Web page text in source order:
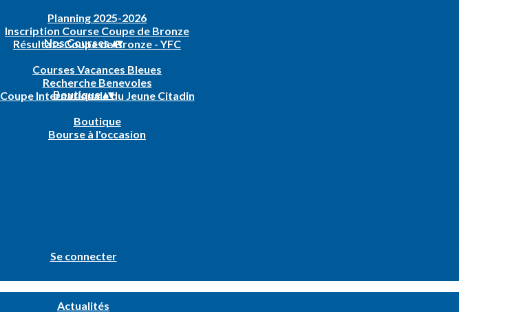
Planning 2025-2026
Inscription Course Coupe de Bronze
Résultats Coupe de Bronze - YFC
Nos Courses▴▾
Courses Vacances Bleues
Recherche Benevoles
Coupe Internationale du Jeune Citadin
Boutique▴▾
Boutique
Bourse à l'occasion
Se connecter
Actualités